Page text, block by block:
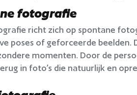
fotografie
richt zich op spontane
poses of geforceerde
momenten. Door de
in foto’s die natuurlijk en